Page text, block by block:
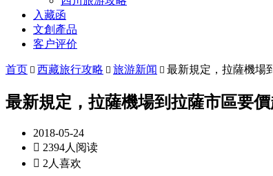
入藏函
文創產品
客户评价
首页  西藏旅行攻略  旅游新闻  最新規定，拉薩機場
最新規定，拉薩機場到拉薩市區要
2018-05-24
 2394人阅读
 2人喜欢